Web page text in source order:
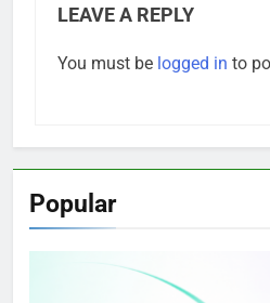
LEAVE A REPLY
You must be logged in to
Popular